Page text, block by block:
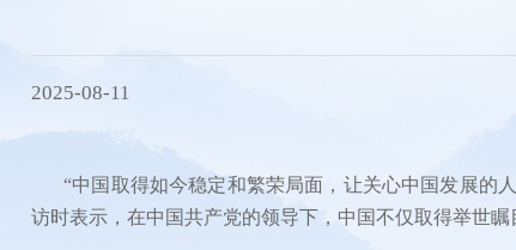
研究机构
联系方式
2025-08-11
“中国取得如今稳定和繁荣局面，让关心中国发展的
访时表示，在中国共产党的领导下，中国不仅取得举世